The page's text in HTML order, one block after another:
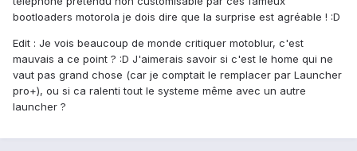
bootloaders motorola je dois dire que la surprise est agréable ! :D
Edit : Je vois beaucoup de monde critiquer motoblur, c'est
mauvais a ce point ? :D J'aimerais savoir si c'est le home qui ne
vaut pas grand chose (car je comptait le remplacer par Launcher
pro+), ou si ca ralenti tout le systeme même avec un autre
launcher ?